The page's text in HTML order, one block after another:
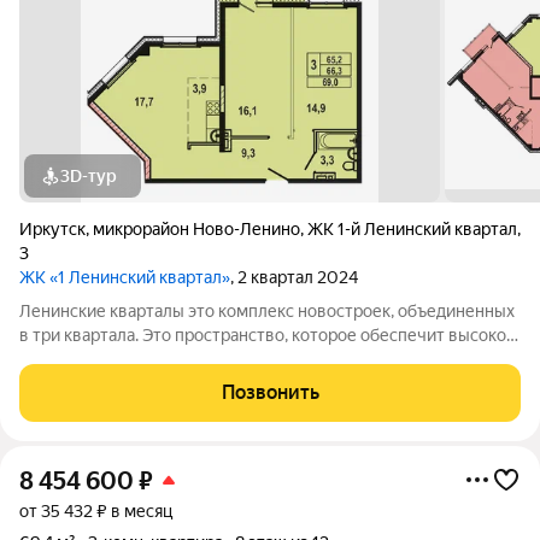
3D-тур
Иркутск, микрорайон Ново-Ленино,ЖК 1-й Ленинский квартал,
3
ЖК «1 Ленинский квартал», 2 квартал 2024
Ленинские кварталы это комплекс новостроек, объединенных
в три квартала. Это пространство, которое обеспечит высокое
уделено функциональности, комфорту и безопасности. Над
проектом трудились
Позвонить
8 454 600 ₽
от 35 432 ₽ в месяц